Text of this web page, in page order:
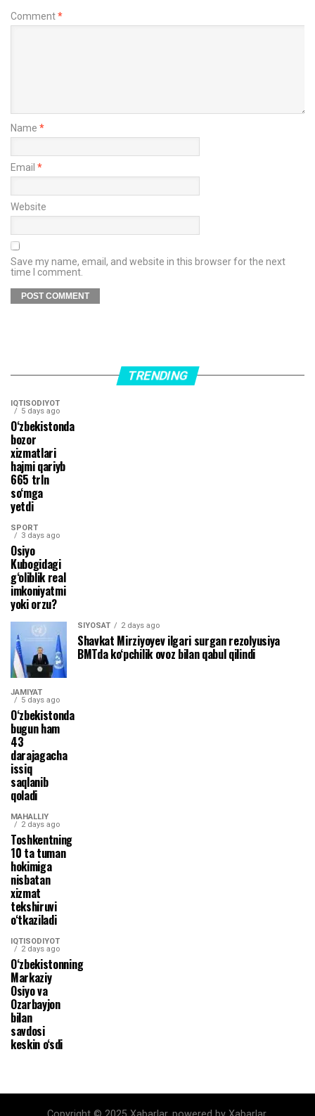
Comment*
Name *
Email *
Website
Save my name, email, and website in this browser for the next
time I comment.
TRENDING
IQTISODIYOT
5 days ago
O‘zbekistonda
bozor
xizmatlari
hajmi qariyb
665 trln
so‘mga
yetdi
SPORT
3 days ago
Osiyo
Kubogidagi
g‘oliblik real
imkoniyatmi
yoki orzu?
SIYOSAT 2 days ago
Shavkat Mirziyoyev ilgari surgan rezolyusiya
BMTda ko‘pchilik ovoz bilan qabul qilindi
JAMIYAT
5 days ago
O‘zbekistonda
bugun ham
43
darajagacha
issiq
saqlanib
qoladi
MAHALLIY
2 days ago
Toshkentning
10 ta tuman
hokimiga
nisbatan
xizmat
tekshiruvi
o‘tkaziladi
IQTISODIYOT
2 days ago
O‘zbekistonning
Markaziy
Osiyo va
Ozarbayjon
bilan
savdosi
keskin o‘sdi